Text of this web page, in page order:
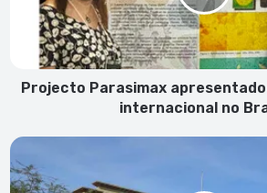
internacional
Brasil
Projecto Parasimax
internacional no
Três
indivíduos
detidos